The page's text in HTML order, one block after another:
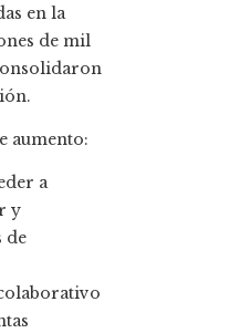
en la
de mil
aumento:
a
y
de